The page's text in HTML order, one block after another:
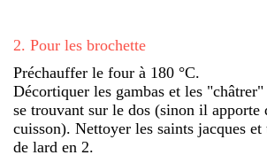
2. Pour les brochette
Préchauffer le four à 180 °C.
Décortiquer les gambas et les
se trouvant sur le dos (sinon il apporte
cuisson). Nettoyer les saints jacques
de lard en 2.